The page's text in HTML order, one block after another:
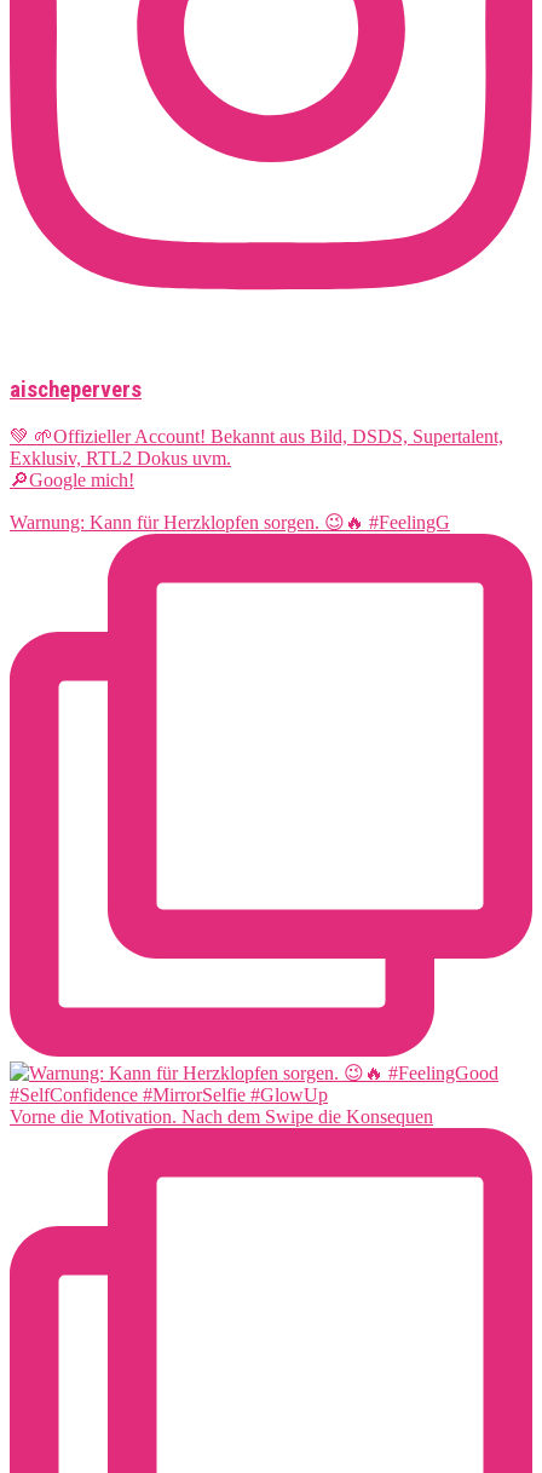
aischepervers
💚 🌱Offizieller Account! Bekannt aus Bild, DSDS, Supertalent,
Exklusiv, RTL2 Dokus uvm.
🔎Google mich!
Warnung: Kann für Herzklopfen sorgen. 😉🔥 #FeelingG
Vorne die Motivation. Nach dem Swipe die Konsequen